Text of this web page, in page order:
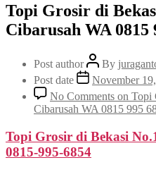
Topi Grosir di
Cibarusah WA 0815
Post author By
Post date
November
No Comments on Topi
Cibarusah WA 0815 995
Topi Grosir di Bekasi
0815-995-6854